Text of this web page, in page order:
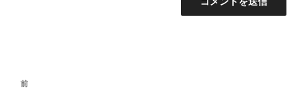
投
過
前